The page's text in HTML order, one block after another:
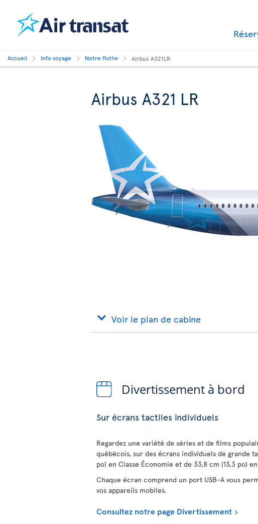
Accueil Info voyage Notre flotte Airbus A321LR
Airbus A321 LR
Voir le plan de cabine
Divertissement à bord
Sur écrans tactiles individuels
Regardez une variété de séries et de films
québécois, sur des écrans individuels de grande
po) en Classe Économie et de 33,8 cm (13,3 po)
Chaque écran comprend un port USB-A vous
vos appareils mobiles.
Consultez notre page Divertissement